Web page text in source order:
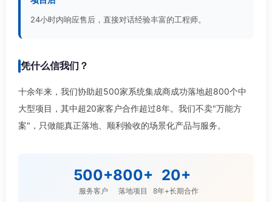
24小时内响应售后，直接对话经验丰富的工程师。
凭什么信我们？
十余年来，我们协助超500家系统集成商成功落地超800个中
大型项目，其中超20家客户合作超过8年。我们不卖"万能方
案"，只做能真正落地、顺利验收的场景化产品与服务。
500+
服务客户
800+
落地项目
20+
8年+长期合作